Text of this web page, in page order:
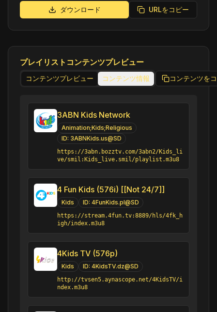
ダウンロード URLをコピー
プレイリストコンテンツプレビュー
コンテンツプレビュー コンテンツ情報 コンテンツを
3ABN Kids Network
Animation;Kids;Religious
ID: 3ABNKids.us@SD
https://3abn.bozztv.com/3abn2/Kids_li
ve/smil:Kids_live.smil/playlist.m3u8
4 Fun Kids (576i) [[Not 24/7]]
Kids ID: 4FunKids.pl@SD
https://stream.4fun.tv:8889/hls/4fk_h
igh/index.m3u8
4Kids TV (576p)
Kids ID: 4KidsTV.dz@SD
http://tvsen5.aynascope.net/4KidsTV/i
ndex.m3u8